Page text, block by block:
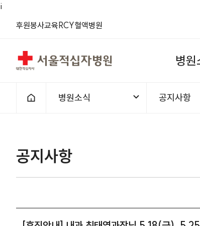
i
후원(새 창)
봉사(새 창)
교육(새 창)
RCY(새 창)
혈액(새 창)
병원
서울적십자병원 병원
홈으로 1차메뉴
병원소식
2차메뉴
공지사항
공지사항 | 병원소식 | [휴진
공지사항